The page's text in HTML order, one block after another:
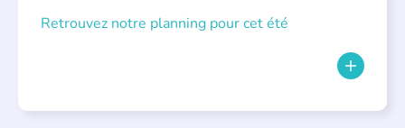
Retrouvez notre planning pour cet été